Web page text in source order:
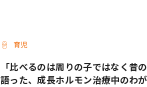
育児
「比べるのは周りの子ではなく昔
語った、成長ホルモン治療中のわ